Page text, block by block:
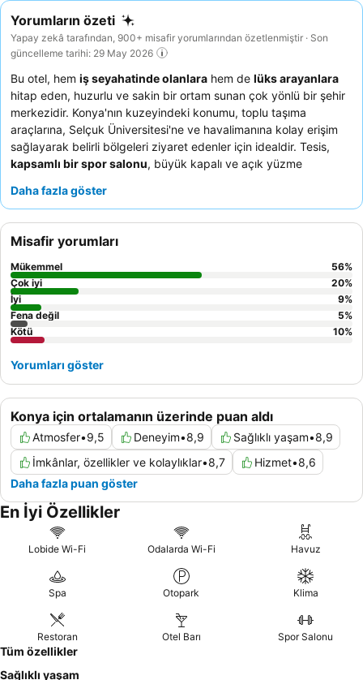
Yorumların özeti
Yapay zekâ tarafından, 900+ misafir yorumlarından özetlenmiştir · Son
güncelleme tarihi: 29 May 2026
Bu otel, hem iş seyahatinde olanlara hem de lüks arayanlara
hitap eden, huzurlu ve sakin bir ortam sunan çok yönlü bir şehir
merkezidir. Konya'nın kuzeyindeki konumu, toplu taşıma
araçlarına, Selçuk Üniversitesi'ne ve havalimanına kolay erişim
sağlayarak belirli bölgeleri ziyaret edenler için idealdir. Tesis,
kapsamlı bir spor salonu, büyük kapalı ve açık yüzme
olanaklara sahiptir. Misafirler, otel ekibinin olağanüstü
gözlemesi içeren zengin ve çeşitli kahvaltı seçeneklerini sürekli
olarak övmektedir. Daha sakin bir konaklama için misafirler, ana
caddeye bakmayan odaları tercih edebilirler.
Daha fazla göster
Konya için ortalamanın üzerinde puan aldı
Atmosfer•9,5 Deneyim•8,9 Sağlıklı yaşam•8,9
İmkânlar, özellikler ve kolaylıklar•8,7 Hizmet•8,6
Daha fazla puan göster
Misafir yorumları
Mükemmel 56%
Çok iyi
20%
İyi
9%
Fena değil
5%
Kötü
10%
Yorumları göster
En İyi Özellikler
Lobide Wi-Fi Odalarda Wi-Fi Havuz
Spa Otopark Klima
Restoran Otel Barı Spor Salonu
Tüm özellikler
Sağlıklı yaşam